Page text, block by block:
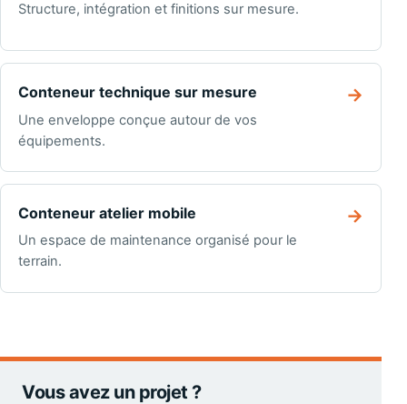
Structure, intégration et finitions sur mesure.
Conteneur technique sur mesure
Une enveloppe conçue autour de vos
équipements.
→
Conteneur atelier mobile
Un espace de maintenance organisé pour le
terrain.
→
Vous avez un projet ?